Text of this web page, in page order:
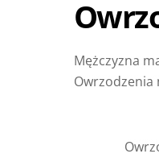
Mężczyzna
Owrzodzenia